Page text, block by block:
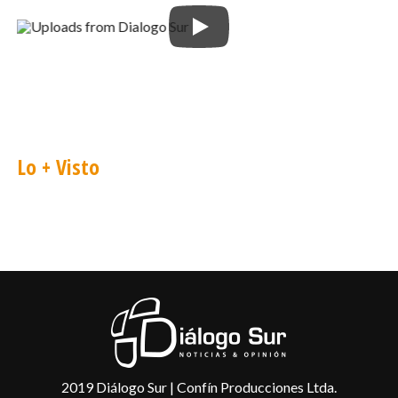
Lo + Visto
2019 Diálogo Sur | Confín Producciones Ltda.